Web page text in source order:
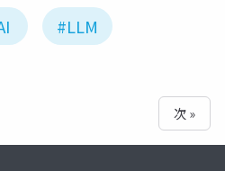
#LLM
次 »